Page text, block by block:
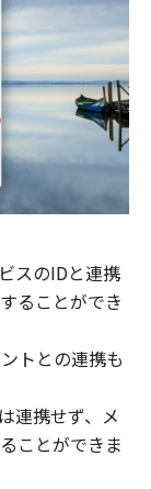
スのIDと連携
ることができ
トとの連携も
連携せず、メ
ことができま